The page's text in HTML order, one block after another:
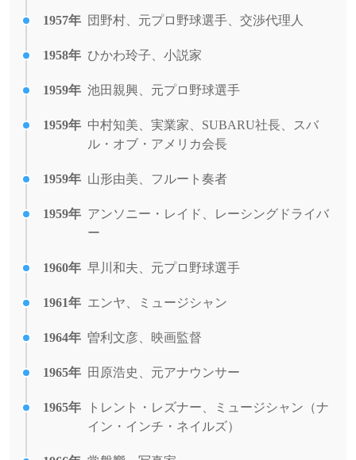
1957年 団野村、元プロ野球選手、交渉代理人
1958年 ひかわ玲子、小説家
1959年 池田親興、元プロ野球選手
1959年 中村知美、実業家、SUBARU社長、スバ
ル・オブ・アメリカ会長
1959年 山形由美、フルート奏者
1959年 アンソニー・レイド、レーシングドライバ
ー
1960年 早川和夫、元プロ野球選手
1961年 エンヤ、ミュージシャン
1964年 曽利文彦、映画監督
1965年 田原浩史、元アナウンサー
1965年
トレント・レズナー、ミュージシャン（ナ
イン・インチ・ネイルズ）